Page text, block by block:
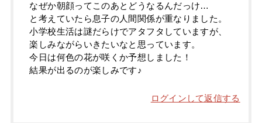
なぜか朝顔ってこのあとどうなるんだっけ…
と考えていたら息子の人間関係が重なりました。
小学校生活は謎だらけでアタフタしていますが、
楽しみながらいきたいなと思っています。
今日は何色の花が咲くか予想しました！
結果が出るのが楽しみです♪
ログインして返信する